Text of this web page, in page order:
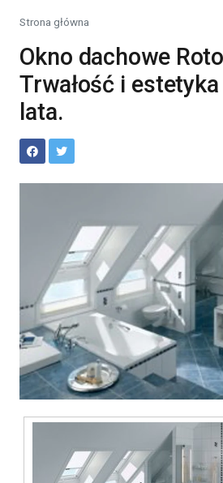
Strona główna
Okno dachowe
Trwałość i estetyka
lata.
Okno dachowe Roto z PVC. Trwałość i